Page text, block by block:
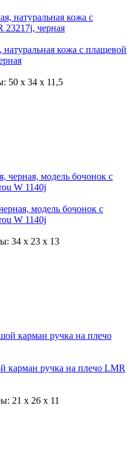
кожа с плащевой
50 x 34 x 11,5
модель бочонок с
W 1140j
34 x 23 x 13
карман ручка на плечо LMR
21 x 26 x 11